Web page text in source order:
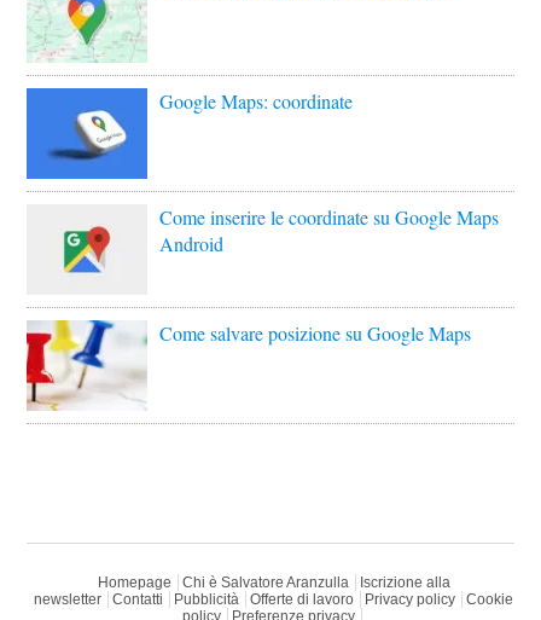
Google Maps: coordinate
Come inserire le coordinate su Google Maps
Android
Come salvare posizione su Google Maps
Homepage Chi è Salvatore Aranzulla
Iscrizione alla
newsletter
Contatti Pubblicità Offerte di lavoro Privacy policy
Cookie